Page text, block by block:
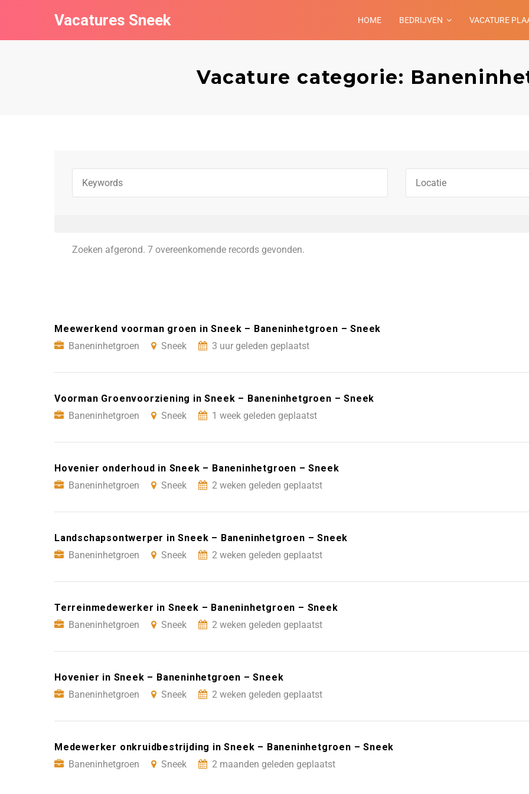
Vacatures Sneek HOME BEDRIJVEN VACATURE
Vacature categorie:
Zoeken afgerond. 7 overeenkomende records gevonden.
Meewerkend voorman groen in Sneek – Baneninhetgroen – Sneek
Baneninhetgroen
Sneek 3 uur geleden geplaatst
Voorman Groenvoorziening in Sneek – Baneninhetgroen – Sneek
Baneninhetgroen
Sneek 1 week geleden geplaatst
Hovenier onderhoud in Sneek – Baneninhetgroen – Sneek
Baneninhetgroen
Sneek 2 weken geleden geplaatst
Landschapsontwerper in Sneek – Baneninhetgroen – Sneek
Baneninhetgroen
Sneek 2 weken geleden geplaatst
Terreinmedewerker in Sneek – Baneninhetgroen – Sneek
Baneninhetgroen
Sneek 2 weken geleden geplaatst
Hovenier in Sneek – Baneninhetgroen – Sneek
Baneninhetgroen
Sneek 2 weken geleden geplaatst
Medewerker onkruidbestrijding in Sneek – Baneninhetgroen – Sneek
Baneninhetgroen
Sneek 2 maanden geleden geplaatst